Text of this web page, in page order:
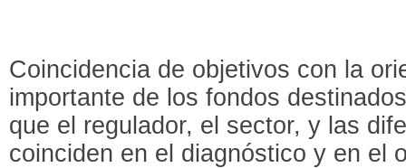
Coincidencia de objetivos con la
importante de los fondos
que el regulador, el sector, y las
coinciden en el diagnóstico y en el